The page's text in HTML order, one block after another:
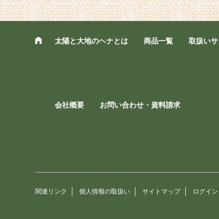
太陽と大地のヘナとは 商品一覧 取扱い
会社概要 お問い合わせ・資料請求
関連リンク 個人情報の取扱い サイトマップ ログイン